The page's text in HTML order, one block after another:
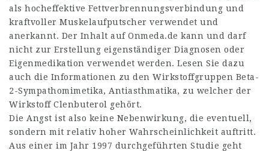
als hocheffektive Fettverbrennungsverbindung und
kraftvoller Muskelaufputscher verwendet und
anerkannt. Der Inhalt auf Onmeda.de kann und darf
nicht zur Erstellung eigenständiger Diagnosen oder
Eigenmedikation verwendet werden. Lesen Sie dazu
auch die Informationen zu den Wirkstoffgruppen Beta-
2-Sympathomimetika, Antiasthmatika, zu welcher der
Wirkstoff Clenbuterol gehört.
Die Angst ist also keine Nebenwirkung, die eventuell,
sondern mit relativ hoher Wahrscheinlichkeit auftritt.
Aus einer im Jahr 1997 durchgeführten Studie geht